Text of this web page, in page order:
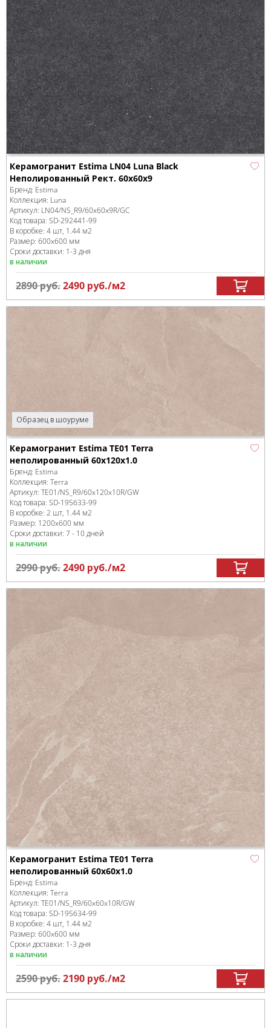
Керамогранит Estima LN04 Luna Black
Неполированный Рект. 60x60x9
Бренд: Estima
Коллекция: Luna
Артикул: LN04/NS_R9/60x60x9R/GC
Код товара: SD-292441-99
В коробке: 4 шт, 1.44 м2
Размер: 600x600 мм
Сроки доставки: 1-3 дня
в наличии
2890руб.2490 руб./м2
Образец в шоуруме
Керамогранит Estima TE01 Terra
неполированный 60x120x1.0
Бренд: Estima
Коллекция: Terra
Артикул: TE01/NS_R9/60x120x10R/GW
Код товара: SD-195633-99
В коробке: 2 шт, 1.44 м2
Размер: 1200x600 мм
Сроки доставки: 7 - 10 дней
в наличии
2990руб.2490 руб./м2
Керамогранит Estima TE01 Terra
неполированный 60x60x1.0
Бренд: Estima
Коллекция: Terra
Артикул: TE01/NS_R9/60x60x10R/GW
Код товара: SD-195634-99
В коробке: 4 шт, 1.44 м2
Размер: 600x600 мм
Сроки доставки: 1-3 дня
в наличии
2590руб.2190 руб./м2